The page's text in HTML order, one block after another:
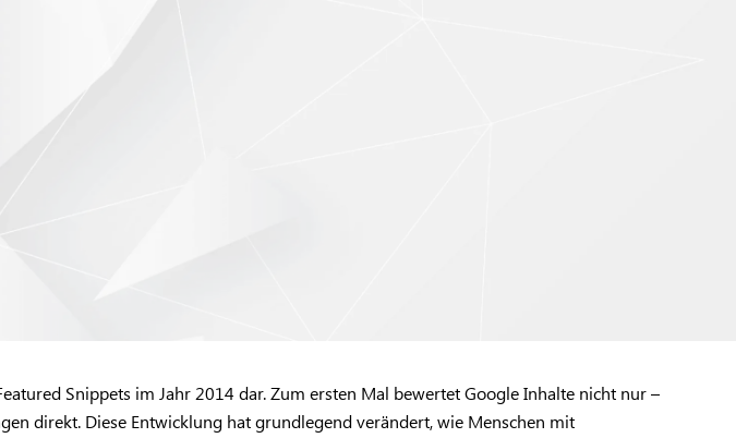
Snippets im Jahr 2014 dar. Zum ersten Mal bewertet Google Inhalte nicht nur –
direkt. Diese Entwicklung hat grundlegend verändert, wie Menschen mit